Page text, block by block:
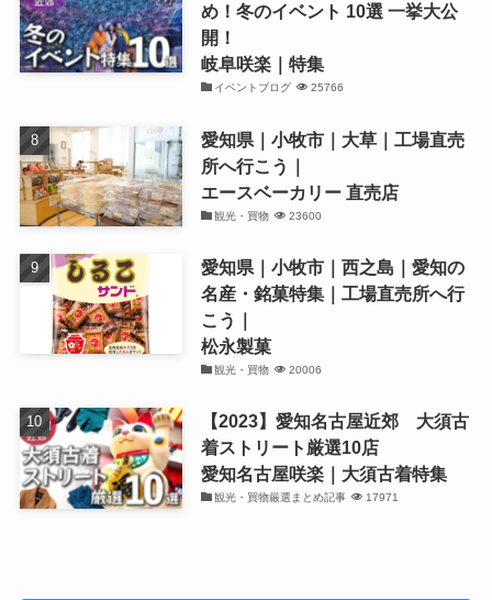
め！冬のイベント 10選 一挙大公
開！
岐阜咲楽｜特集
イベントブログ 25766
愛知県｜小牧市｜大草｜工場直売
所へ行こう｜
エースベーカリー 直売店
観光・買物 23600
愛知県｜小牧市｜西之島｜愛知の
名産・銘菓特集｜工場直売所へ行
こう｜
松永製菓
観光・買物 20006
【2023】愛知名古屋近郊 大須古
着ストリート厳選10店
愛知名古屋咲楽｜大須古着特集
観光・買物厳選まとめ記事 17971